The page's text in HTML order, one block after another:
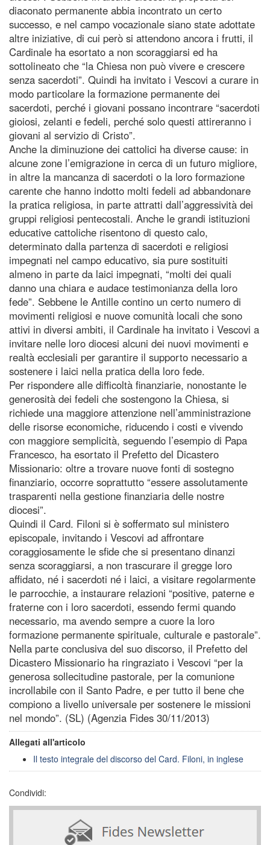
diaconato permanente abbia incontrato un certo
successo, e nel campo vocazionale siano state adottate
altre iniziative, di cui però si attendono ancora i frutti, il
Cardinale ha esortato a non scoraggiarsi ed ha
sottolineato che “la Chiesa non può vivere e crescere
senza sacerdoti”. Quindi ha invitato i Vescovi a curare in
modo particolare la formazione permanente dei
sacerdoti, perché i giovani possano incontrare “sacerdoti
gioiosi, zelanti e fedeli, perché solo questi attireranno i
giovani al servizio di Cristo”.
Anche la diminuzione dei cattolici ha diverse cause: in
alcune zone l’emigrazione in cerca di un futuro migliore,
in altre la mancanza di sacerdoti o la loro formazione
carente che hanno indotto molti fedeli ad abbandonare
la pratica religiosa, in parte attratti dall’aggressività dei
gruppi religiosi pentecostali. Anche le grandi istituzioni
educative cattoliche risentono di questo calo,
determinato dalla partenza di sacerdoti e religiosi
impegnati nel campo educativo, sia pure sostituiti
almeno in parte da laici impegnati, “molti dei quali
danno una chiara e audace testimonianza della loro
fede”. Sebbene le Antille contino un certo numero di
movimenti religiosi e nuove comunità locali che sono
attivi in diversi ambiti, il Cardinale ha invitato i Vescovi a
invitare nelle loro diocesi alcuni dei nuovi movimenti e
realtà ecclesiali per garantire il supporto necessario a
sostenere i laici nella pratica della loro fede.
Per rispondere alle difficoltà finanziarie, nonostante le
generosità dei fedeli che sostengono la Chiesa, si
richiede una maggiore attenzione nell’amministrazione
delle risorse economiche, riducendo i costi e vivendo
con maggiore semplicità, seguendo l’esempio di Papa
Francesco, ha esortato il Prefetto del Dicastero
Missionario: oltre a trovare nuove fonti di sostegno
finanziario, occorre soprattutto “essere assolutamente
trasparenti nella gestione finanziaria delle nostre
diocesi”.
Quindi il Card. Filoni si è soffermato sul ministero
episcopale, invitando i Vescovi ad affrontare
coraggiosamente le sfide che si presentano dinanzi
senza scoraggiarsi, a non trascurare il gregge loro
affidato, né i sacerdoti né i laici, a visitare regolarmente
le parrocchie, a instaurare relazioni “positive, paterne e
fraterne con i loro sacerdoti, essendo fermi quando
necessario, ma avendo sempre a cuore la loro
formazione permanente spirituale, culturale e pastorale”.
Nella parte conclusiva del suo discorso, il Prefetto del
Dicastero Missionario ha ringraziato i Vescovi “per la
generosa sollecitudine pastorale, per la comunione
incrollabile con il Santo Padre, e per tutto il bene che
compiono a livello universale per sostenere le missioni
nel mondo”. (SL) (Agenzia Fides 30/11/2013)
Allegati all'articolo
Il testo integrale del discorso del Card. Filoni, in inglese
Condividi: